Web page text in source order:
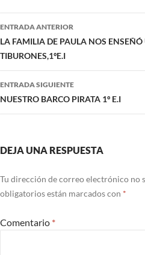
Navegación
de
entradas
ENTRADA ANTERIOR
LA FAMILIA DE PAULA NOS
TIBURONES,1ºE.I
ENTRADA SIGUIENTE
NUESTRO BARCO PIRATA 1º E.I
DEJA UNA RESPUESTA
Tu dirección de correo electrónico no
obligatorios están marcados con *
Comentario *